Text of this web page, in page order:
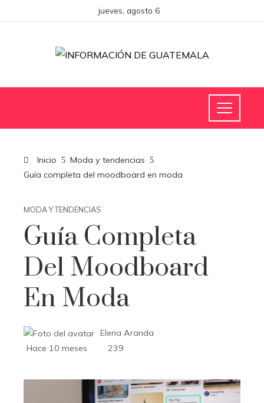
jueves, agosto 6
Inicio
Moda y tendencias
Guía completa del moodboard en moda
MODA Y TENDENCIAS
Guía Completa
Del Moodboard
En Moda
Elena Aranda
Hace 10 meses
239